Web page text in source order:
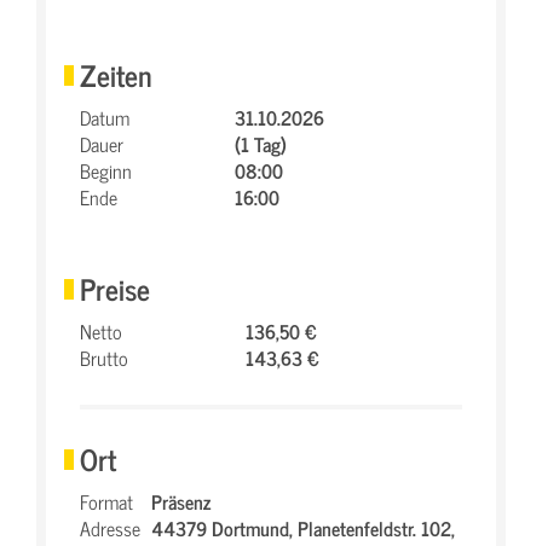
Zeiten
Datum
31.10.2026
Dauer
(1 Tag)
Beginn
08:00
Ende
16:00
Preise
Netto
136,50 €
Brutto
143,63 €
Ort
Format
Präsenz
Adresse 44379 Dortmund,Planetenfeldstr. 102,